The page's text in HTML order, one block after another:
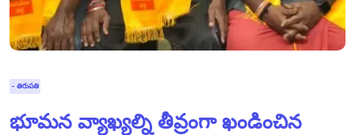
- తిరుపతి
భూమన వ్యాఖ్యల్ని తీవ్రంగా ఖండించిన